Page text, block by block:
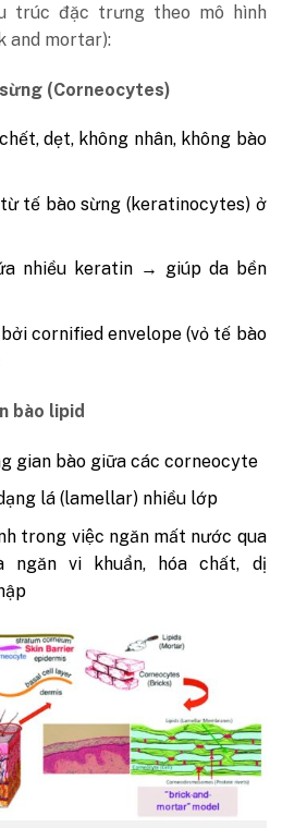
trúc đặc trưng theo mô hình
and mortar):
sừng (Corneocytes)
dẹt, không nhân, không bào
tế bào sừng (keratinocytes) ở
nhiều keratin → giúp da bền
cornified envelope (vỏ tế bào
bào lipid
gian bào giữa các corneocyte
lá (lamellar) nhiều lớp
trong việc ngăn mất nước qua
ngăn vi khuẩn, hóa chất, dị